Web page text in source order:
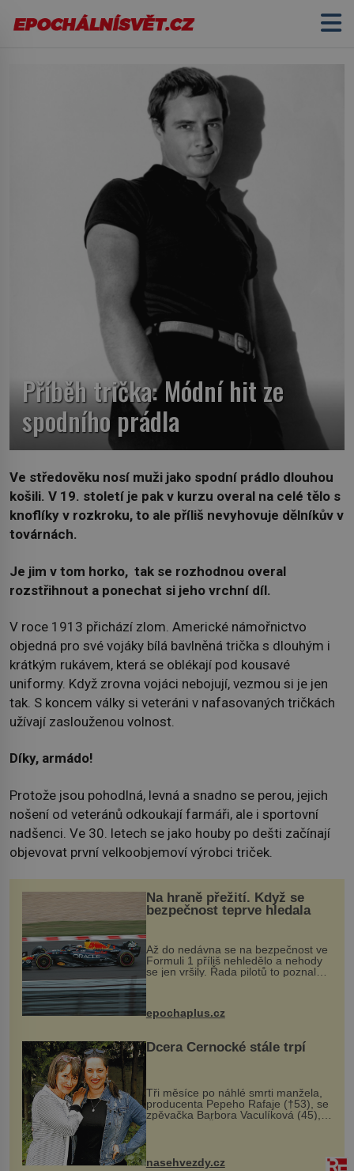
Příběh trička: Módní hit ze
spodního prádla
Ve středověku nosí muži jako spodní prádlo dlouhou
košili. V 19. století je pak v kurzu overal na celé tělo s
knoflíky v rozkroku, to ale příliš nevyhovuje dělníkův v
továrnách.
Je jim v tom horko, tak se rozhodnou overal
rozstřihnout a ponechat si jeho vrchní díl.
V roce 1913 přichází zlom. Americké námořnictvo
objedná pro své vojáky bílá bavlněná trička s dlouhým i
krátkým rukávem, která se oblékají pod kousavé
uniformy. Když zrovna vojáci nebojují, vezmou si je jen
tak. S koncem války si veteráni v nafasovaných tričkách
užívají zaslouženou volnost.
Díky, armádo!
Protože jsou pohodlná, levná a snadno se perou, jejich
nošení od veteránů odkoukají farmáři, ale i sportovní
nadšenci. Ve 30. letech se jako houby po dešti začínají
objevovat první velkoobjemoví výrobci triček.
Na hraně přežití. Když se
bezpečnost teprve hledala
Až do nedávna se na bezpečnost ve
Formuli 1 příliš nehledělo a nehody
se jen vršily. Řada pilotů to poznala
na vlastní kůži, často s trvalými
následky nebo bohužel i ztrátou
života. Dnes nepochopiteln...
epochaplus.cz
Dcera Černocké stále trpí
Tři měsíce po náhlé smrti manžela,
producenta Pepeho Rafaje (†53), se
zpěvačka Barbora Vaculíková (45),
dcera Petry Černocké (75), poprvé
ozvala veřejnosti. Na sociální síti
sdílela, že se snaží fung...
nasehvezdy.cz